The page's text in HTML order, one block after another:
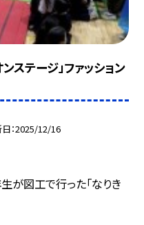
ステージ」ファッション
2025/12/16
が図工で行った「なりき